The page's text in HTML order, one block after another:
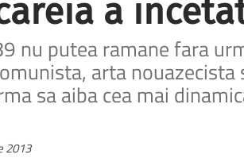
a
nu putea ramane fara
arta
sa aiba cea mai
2013